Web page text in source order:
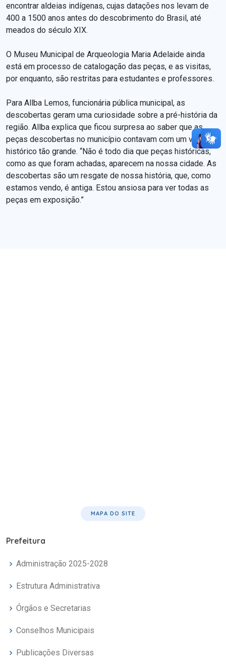
encontrar aldeias indígenas, cujas datações nos levam de
400 a 1500 anos antes do descobrimento do Brasil, até
meados do século XIX.
O Museu Municipal de Arqueologia Maria Adelaide ainda
está em processo de catalogação das peças, e as visitas,
por enquanto, são restritas para estudantes e professores.
Para Allba Lemos, funcionária pública municipal, as
descobertas geram uma curiosidade sobre a pré-história da
região. Allba explica que ficou surpresa ao saber que as
peças descobertas no município contavam com um valor
histórico tão grande. “Não é todo dia que peças históricas,
como as que foram achadas, aparecem na nossa cidade. As
descobertas são um resgate de nossa história, que, como
estamos vendo, é antiga. Estou ansiosa para ver todas as
peças em exposição.”
MAPA DO SITE
Prefeitura
Administração 2025-2028
Estrutura Administrativa
Órgãos e Secretarias
Conselhos Municipais
Publicações Diversas